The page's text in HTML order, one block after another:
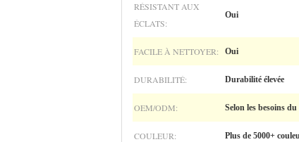
RÉSISTANT AUX
ÉCLATS:
Oui
FACILE À NETTOYER: Oui
DURABILITÉ: Durabilité élevée
OEM/ODM: Selon les besoins
COULEUR: Plus de 5000+